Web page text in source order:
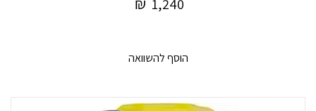
1,240
הוסף להשוואה